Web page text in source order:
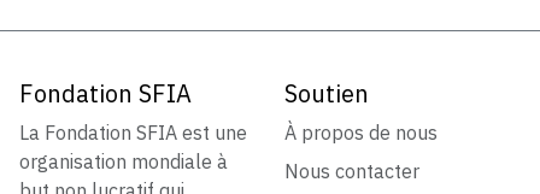
Fondation SFIA
La Fondation SFIA est une
organisation mondiale à
Soutien
À propos de nous
Nous contacter